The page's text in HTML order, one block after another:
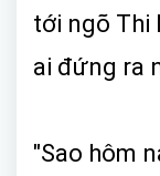
tới ngõ Thi
ai đứng ra
"Sao hôm